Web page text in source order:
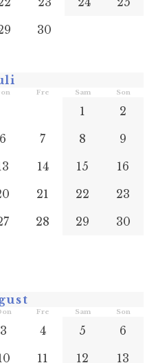
30
Fre Sam Son
1
2
6 7 8
9
14 15
16
21 22
23
28 29
30
Fre Sam Son
3 4 5
6
11 12
13